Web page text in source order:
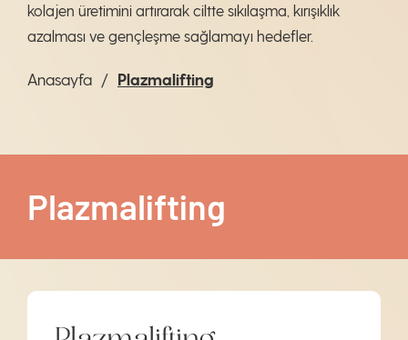
kolajen üretimini artırarak ciltte sıkılaşma, kırışıklık
azalması ve gençleşme sağlamayı hedefler.
Anasayfa Plazmalifting
Plazmalifting